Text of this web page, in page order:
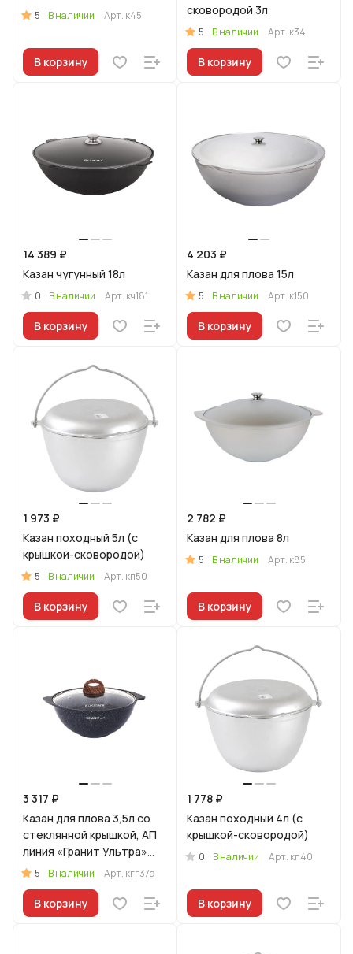
5 В наличии Арт. к45
В корзину
сковородой 3л
5 В наличии Арт. к34
В корзину
14 389 ₽
Казан чугунный 18л
0 В наличии Арт. кч181
В корзину
4 203 ₽
Казан для плова 15л
5 В наличии Арт. к150
В корзину
1 973 ₽
Казан походный 5л (с
крышкой-сковородой)
5 В наличии Арт. кп50
В корзину
2 782 ₽
Казан для плова 8л
5 В наличии Арт. к85
В корзину
3 317 ₽
Казан для плова 3,5л со
стеклянной крышкой, АП
линия «Гранит Ультра»
(Синий)
5 В наличии Арт. кгг37а
В корзину
1 778 ₽
Казан походный 4л (с
крышкой-сковородой)
0 В наличии Арт. кп40
В корзину